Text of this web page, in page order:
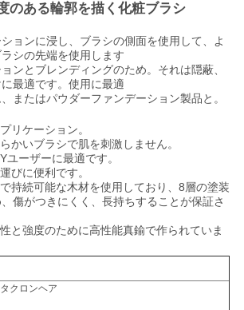
のある輪郭を描く化粧ブラシ
ョンに浸し、ブラシの側面を使用して、よ
シの先端を使用します
ンとブレンディングのため。それは隠蔽、
最適です。使用に最適
またはパウダーファンデーション製品と。
リケーション。
かいブラシで肌を刺激しません。
ーザーに最適です。
びに便利です。
持続可能な木材を使用しており、8層の塗装
傷がつきにくく、長持ちすることが保証さ
と強度のために高性能真鍮で作られていま
クロンヘア